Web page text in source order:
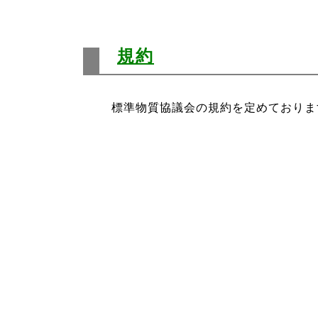
規約
標準物質協議会の規約を定めており